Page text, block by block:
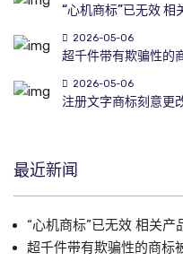
“心机商标”已无效 相
2026-05-06
超千件带有欺骗性的
2026-05-06
注册文字商标刻意更
最近新闻
“心机商标”已无效 相关产
超千件带有欺骗性的商标